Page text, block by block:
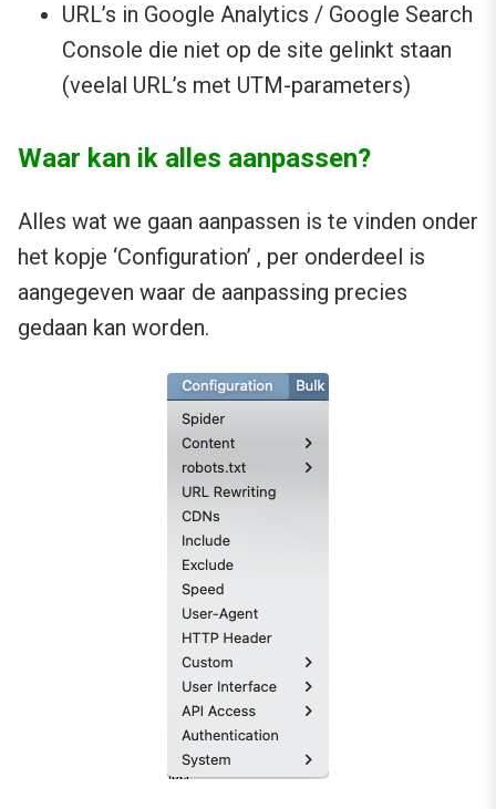
URL’s in Google Analytics / Google Search
Console die niet op de site gelinkt staan
(veelal URL’s met UTM-parameters)
Waar kan ik alles aanpassen?
Alles wat we gaan aanpassen is te vinden onder
het kopje ‘Configuration’ , per onderdeel is
aangegeven waar de aanpassing precies
gedaan kan worden.